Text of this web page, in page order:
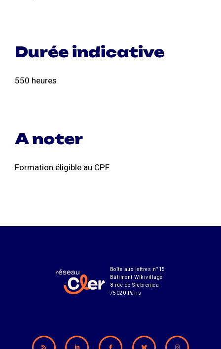
Durée indicative
550 heures
A noter
Formation éligible au CPF
Boîte aux lettres n°15
Bâtiment Wikivillage
8 rue de Srebrenica
75020 Paris